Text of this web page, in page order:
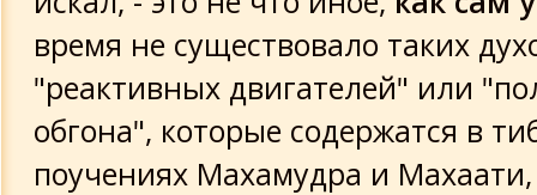
время не существовало таких
"реактивных двигателей" или
обгона", которые содержатся в
поучениях Махамудра и